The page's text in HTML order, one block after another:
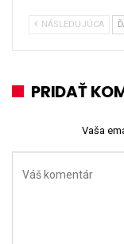
NÁSLEDUJÚCA
PRIDAŤ
Vaša